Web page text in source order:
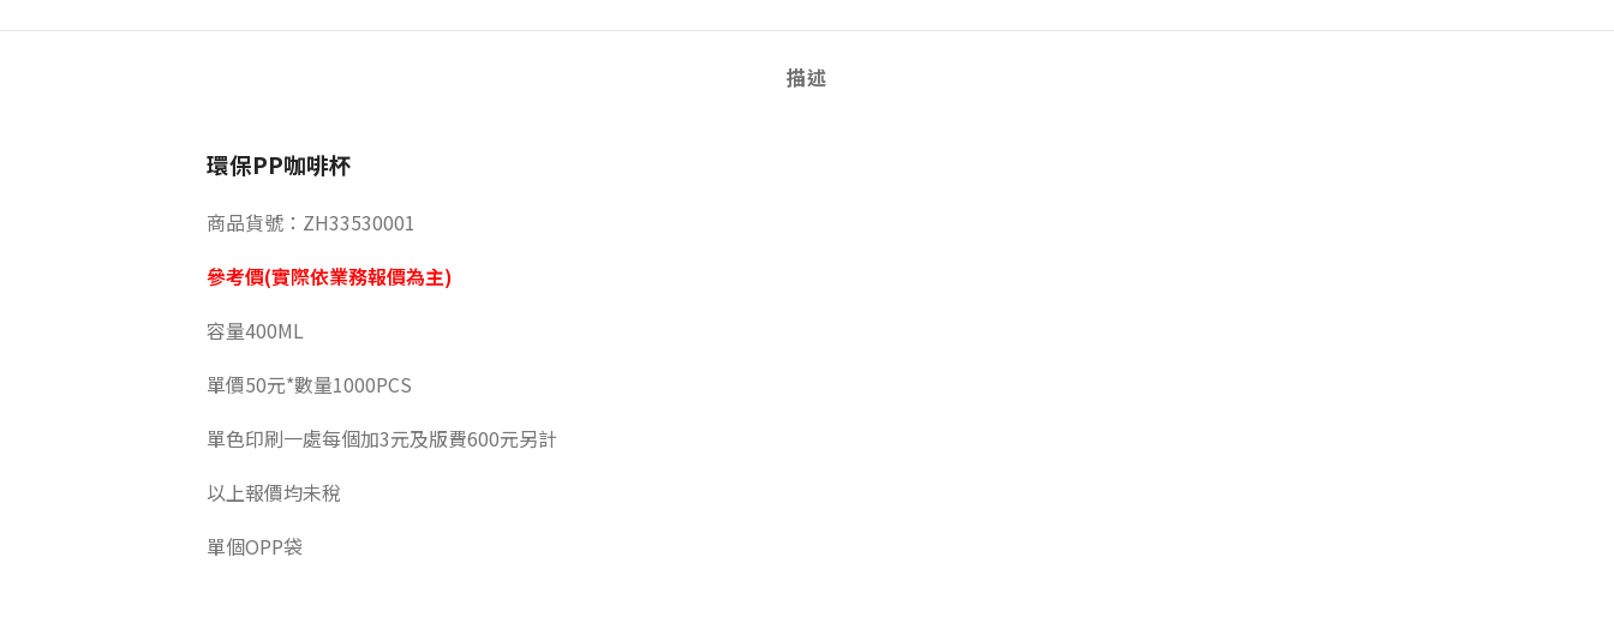
描述
環保PP咖啡杯
商品貨號：ZH33530001
參考價(實際依業務報價為主)
容量400ML
單價50元*數量1000PCS
單色印刷一處每個加3元及版費600元另計
以上報價均未稅
單個OPP袋